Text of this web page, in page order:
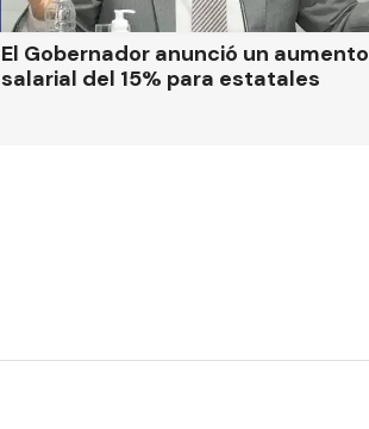
El Gobernador anunció un aumento
salarial del 15% para estatales